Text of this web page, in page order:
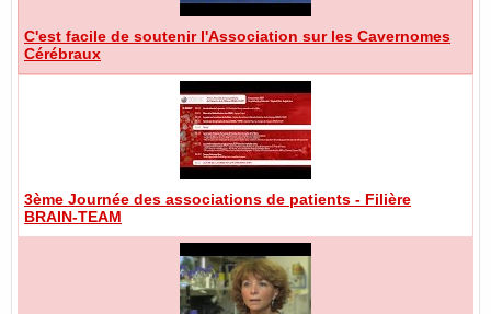
C'est facile de soutenir l'Association sur les Cavernomes
Cérébraux
3ème Journée des associations de patients - Filière
BRAIN-TEAM